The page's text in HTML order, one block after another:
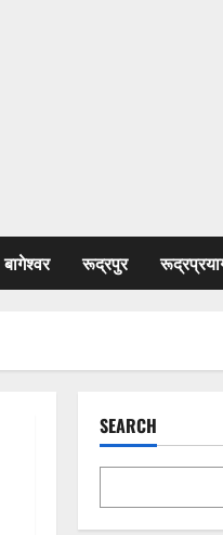
बागेश्वर रूद्रपुर
SEARCH